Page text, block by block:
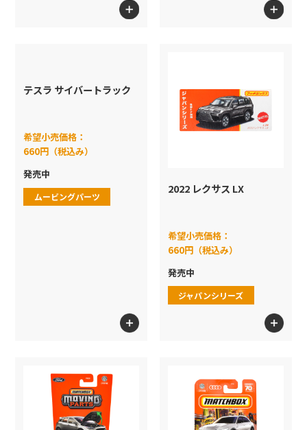
テスラ サイバートラック
希望小売価格：
660円（税込み）
発売中
ムービングパーツ
2022 レクサス LX
希望小売価格：
660円（税込み）
発売中
ジャパンシリーズ